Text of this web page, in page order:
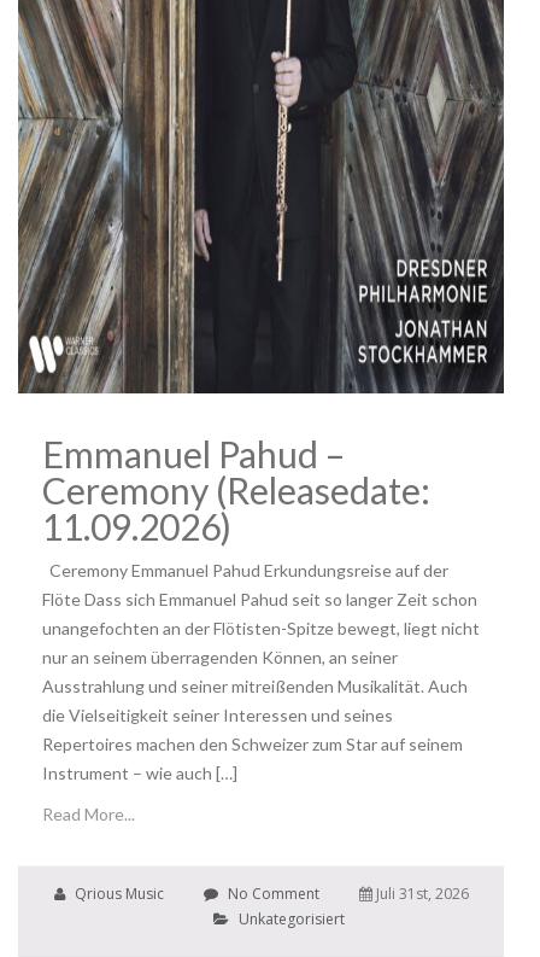
Emmanuel Pahud –
Ceremony (Releasedate:
11.09.2026)
Ceremony Emmanuel Pahud Erkundungsreise auf der
Flöte Dass sich Emmanuel Pahud seit so langer Zeit schon
unangefochten an der Flötisten-Spitze bewegt, liegt nicht
nur an seinem überragenden Können, an seiner
Ausstrahlung und seiner mitreißenden Musikalität. Auch
die Vielseitigkeit seiner Interessen und seines
Repertoires machen den Schweizer zum Star auf seinem
Instrument – wie auch […]
Read More...
Qrious Music No Comment
Juli 31st, 2026
Unkategorisiert